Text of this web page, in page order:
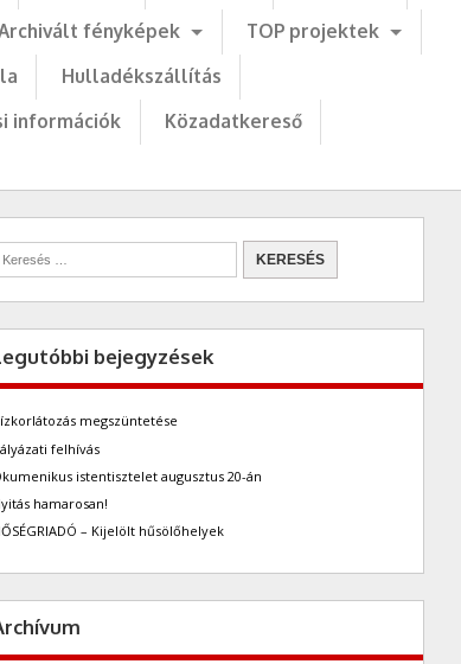
fényképek
TOP projektek
Hulladékszállítás
információk
Közadatkereső
bejegyzések
megszüntetése
felhívás
istentisztelet augusztus 20-án
hamarosan!
– Kijelölt hűsölőhelyek